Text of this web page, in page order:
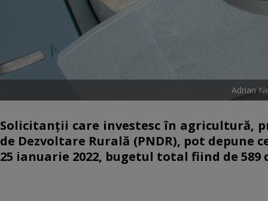
Adrian
Solicitanții care investesc în agricultură,
de Dezvoltare Rurală (PNDR), pot
25 ianuarie 2022, bugetul total fiind de 589